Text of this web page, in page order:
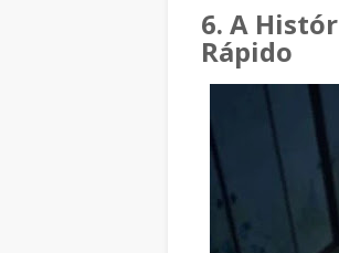
6. A
Rápido